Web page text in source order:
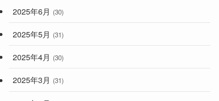
2025年6月 (30)
2025年5月 (31)
2025年4月 (30)
2025年3月 (31)